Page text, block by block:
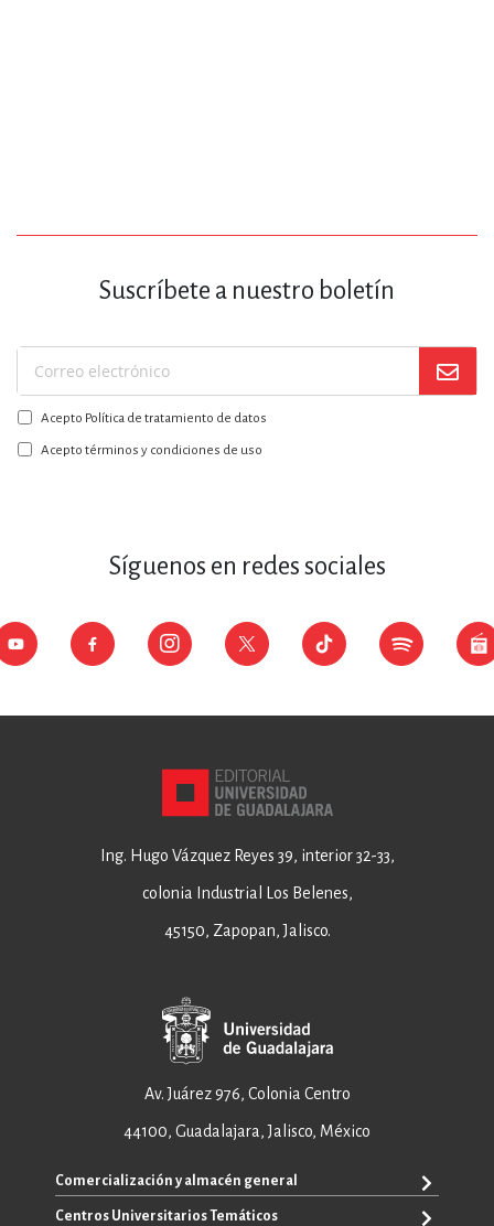
Suscríbete a nuestro boletín
Suscríbase
a
nuestro
boletín:
Acepto Política de tratamiento de datos
Acepto términos y condiciones de uso
Síguenos en redes sociales
Ing. Hugo Vázquez Reyes 39, interior 32-33,
colonia Industrial Los Belenes,
45150, Zapopan, Jalisco.
Av. Juárez 976, Colonia Centro
44100, Guadalajara, Jalisco, México
Comercialización y almacén general
+52 33 3640 6326
Centros Universitarios Temáticos